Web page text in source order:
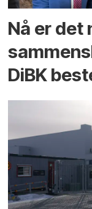
Nå er det
DiBK